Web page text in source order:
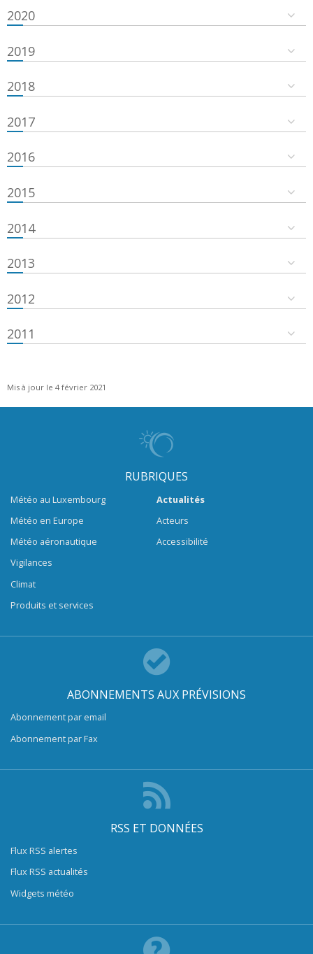
2020
2019
2018
2017
2016
2015
2014
2013
2012
2011
Mis à jour le 4 février 2021
RUBRIQUES
Météo au Luxembourg
Météo en Europe
Météo aéronautique
Vigilances
Climat
Produits et services
Actualités
Acteurs
Accessibilité
ABONNEMENTS AUX PRÉVISIONS
Abonnement par email
Abonnement par Fax
RSS ET DONNÉES
Flux RSS alertes
Flux RSS actualités
Widgets météo